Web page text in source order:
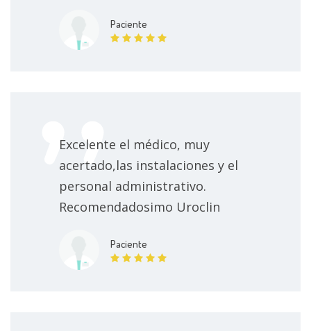
Paciente
Excelente el médico, muy
acertado,las instalaciones y el
personal administrativo.
Recomendadosimo Uroclin
Paciente